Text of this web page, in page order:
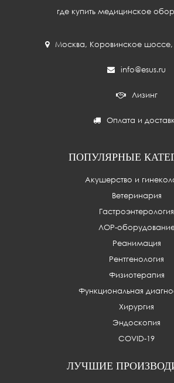
где купить медицинское
Москва, Коровинское шоссе,
info@esus.ru
Лизинг
Оплата и
ПОПУЛЯРНЫЕ
Акушерство и
Ветеринария
Гастроэнтерология
ЛОР-
Реанимация
Рентгенология
Физиотерапия
Функциональная
Хирургия
Эндоскопия
COVID-19
ЛУЧШИЕ